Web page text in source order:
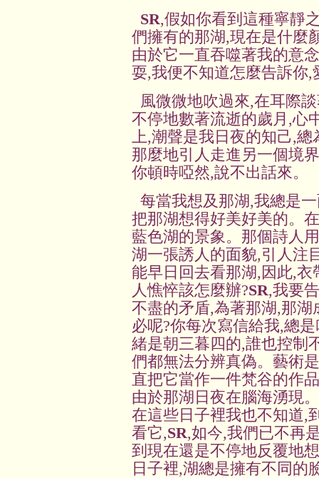
SR,假如你看到這種寧靜
們擁有的那湖,現在是什麼
由於它一直吞噬著我的意
耍,我便不知道怎麼告訴你,
風微微地吹過來,在耳際
不停地數著流逝的歲月,心
上,潮聲是我日夜的知己,
那麼地引人走進另一個境
你頓時啞然,說不出話來。
每當我想及那湖,我總是
把那湖想得好美好美的。
藍色湖的景象。那個詩人
湖一張誘人的面貌,引人注
能早日回去看那湖,因此,
人憔悴該怎麼辦?SR,我要
不盡的矛盾,為著那湖,那
必呢?你每次寫信給我,總
緒是朝三暮四的,誰也控制
們都無法分辨真偽。藝術
直把它當作一件梵谷的作
由於那湖日夜在腦海湧現
在這些日子裡我也不知道,
看它,SR,如今,我們已不再
到現在還是不停地反覆地
日子裡,湖總是擁有不同的